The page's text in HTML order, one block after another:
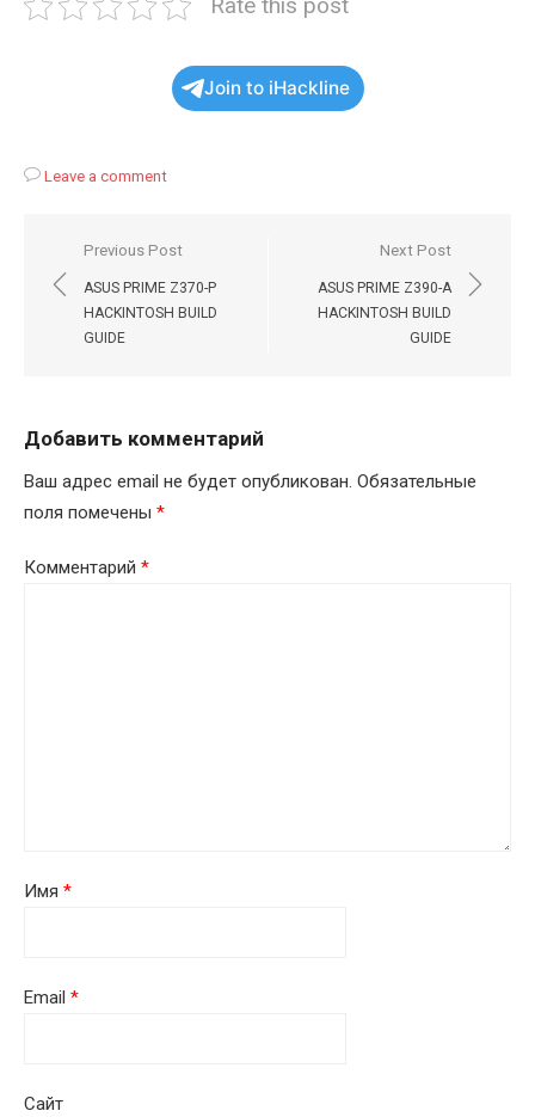
Join to iHackline
Leave a comment
Навигация
по
записям
Previous Post
ASUS PRIME Z370-P
HACKINTOSH BUILD
GUIDE
Next Post
ASUS PRIME Z390-A
HACKINTOSH BUILD
GUIDE
Добавить комментарий
Ваш адрес email не будет опубликован. Обязательные
поля помечены *
Комментарий *
Имя *
Email *
Сайт